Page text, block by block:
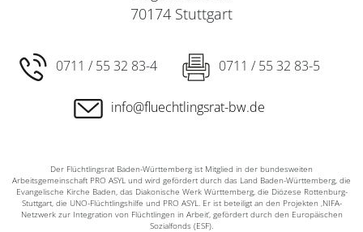
70174 Stuttgart
0711 / 55 32 83-4 0711 / 55 32 83-5
info@fluechtlingsrat-bw.de
Der Flüchtlingsrat Baden-Württemberg ist Mitglied in der bundesweiten
Arbeitsgemeinschaft PRO ASYL und wird gefördert durch das Land Baden-Württemberg, die
Evangelische Kirche Baden, das Diakonische Werk Württemberg, die Diözese Rottenburg-
Stuttgart, die UNO-Flüchtlingshilfe und PRO ASYL. Er ist beteiligt an den Projekten ‚NIFA-
Netzwerk zur Integration von Flüchtlingen in Arbeit‘, gefördert durch den Europäischen
Sozialfonds (ESF).